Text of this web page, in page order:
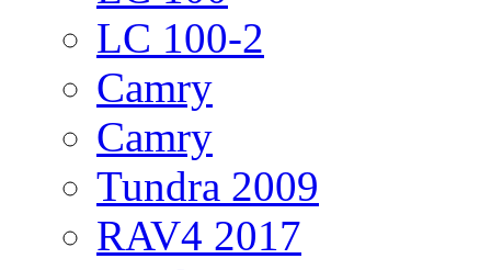
LC 100-2
Camry
Camry
Tundra 2009
RAV4 2017